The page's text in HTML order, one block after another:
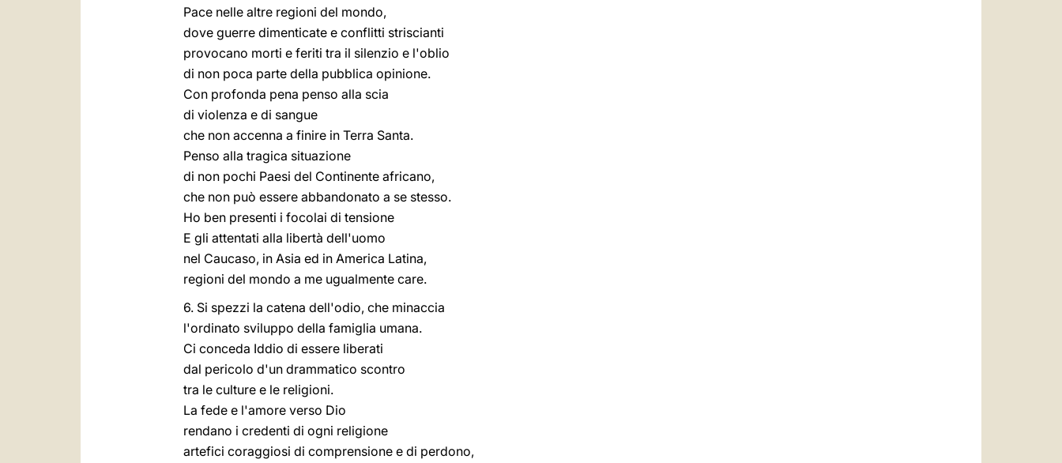
Pace nelle altre regioni del mondo,
dove guerre dimenticate e conflitti striscianti
provocano morti e feriti tra il silenzio e l'oblio
di non poca parte della pubblica opinione.
Con profonda pena penso alla scia
di violenza e di sangue
che non accenna a finire in Terra Santa.
Penso alla tragica situazione
di non pochi Paesi del Continente africano,
che non può essere abbandonato a se stesso.
Ho ben presenti i focolai di tensione
E gli attentati alla libertà dell'uomo
nel Caucaso, in Asia ed in America Latina,
regioni del mondo a me ugualmente care.
6. Si spezzi la catena dell'odio, che minaccia
l'ordinato sviluppo della famiglia umana.
Ci conceda Iddio di essere liberati
dal pericolo d'un drammatico scontro
tra le culture e le religioni.
La fede e l'amore verso Dio
rendano i credenti di ogni religione
artefici coraggiosi di comprensione e di perdono,